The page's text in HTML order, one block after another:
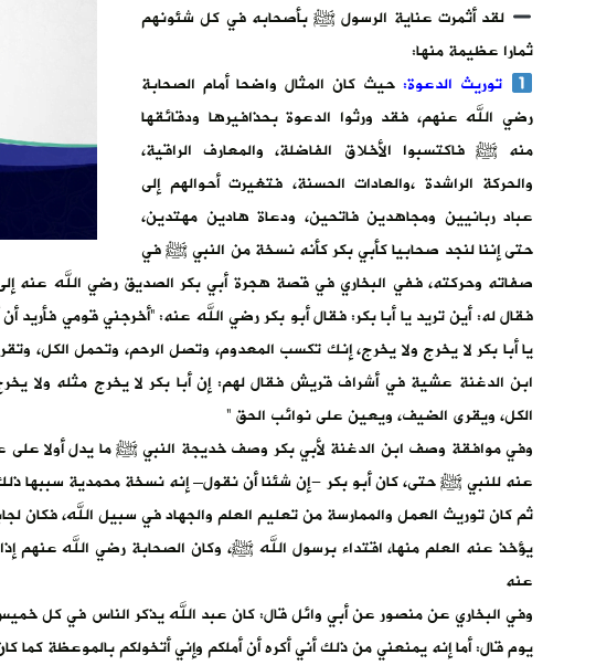
لقد أثمرت عناية الرسول ﷺ بأصحابه في كل شئونهم
ثمارا عظيمة منها:
توريث الدعوة:حيث كان المثال واضحا أمام الصحابة
رضي الله عنهم، فقد ورثوا الدعوة بحذافيرها ودقائقها
منه ﷺ فاكتسبوا الأخلاق الفاضلة، والمعارف الراقية،
والحركة الراشدة ،والعادات الحسنة، فتغيرت أحوالهم إلى
عباد ربانيين ومجاهدين فاتحين، ودعاة هادين مهتدين،
حتى إننا لنجد صحابيا كأبي بكر كأنه نسخة من النبي ﷺ في
صفاته وحركته، ففي البخاري في قصة هجرة أبي بكر الصديق رضي الله عنه
فقال له: أين تريد يا أبا بكر: فقال أبو بكر رضي الله عنه: “أخرجني قومي
يا أبا بكر لا يخرج ولا يخرج، إنك تكسب المعدوم، وتصل الرحم، وتحمل الكل،
ابن الدغنة عشية في أشراف قريش فقال لهم: إن أبا بكر لا يخرج مثله ولا
الكل، ويقرى الضيف، ويعين على نوائب الحق ”
وفي موافقة وصف ابن الدغنة لأبي بكر وصف خديجة النبي ﷺ ما يدل أولا على
عنه للنبي ﷺ حتى، كان أبو بكر -إن شئنا أن نقول– إنه نسخة محمدية سببها ذلك
ثم كان توريث العمل والممارسة من تعليم العلم والجهاد في سبيل الله، فكان
يؤخذ عنه العلم منها، اقتداء برسول الله ﷺ، وكان الصحابة رضي الله عنهم
عنه
وفي البخاري عن منصور عن أبي وائل قال: كان عبد الله يذكر الناس في كل
يوم قال: أما إنه يمنعني من ذلك أني أكره أن أملكم وإني أتخولكم بالموعظة كما